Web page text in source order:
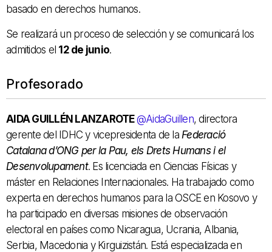
basado en derechos humanos.
Se realizará un proceso de selección y se comunicará los
admitidos el 12 de junio.
Profesorado
AIDA GUILLÉN LANZAROTE@AidaGuillen, directora
gerente del IDHC y vicepresidenta de la Federació
Catalana d’ONG per la Pau, els Drets Humans i el
Desenvolupament. Es licenciada en Ciencias Físicas y
máster en Relaciones Internacionales. Ha trabajado como
experta en derechos humanos para la OSCE en Kosovo y
ha participado en diversas misiones de observación
electoral en países como Nicaragua, Ucrania, Albania,
Serbia, Macedonia y Kirguizistán. Está especializada en